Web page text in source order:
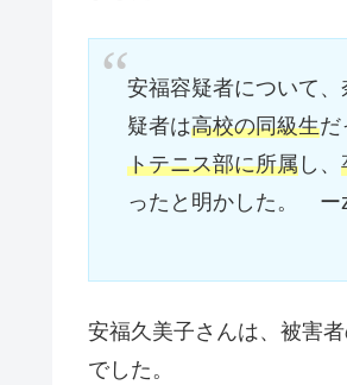
安福容疑者について
疑者は高校の同級生だ
トテニス部に所属 し、
ったと明かした。
安福久美子さんは、被害
でした。